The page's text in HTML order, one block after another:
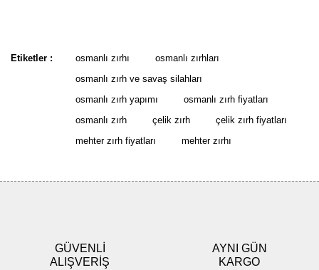
tarafımıza iletebilirsiniz.
Ürün resmi kalitesiz, bozuk veya görüntülenemiyor.
Ürün açıklamasında eksik bilgiler bulunuyor.
Ürün bilgilerinde hatalar bulunuyor.
Etiketler : osmanlı zırhı
osmanlı zırhları
osmanlı zırh ve savaş silahları
osmanlı zırh yapımı
osmanlı zırh fiyatları
osmanlı zırh
çelik zırh
çelik zırh fiyatları
mehter zırh fiyatları
mehter zırhı
GÜVENLİ
ALIŞVERİŞ
AYNI GÜN
KARGO